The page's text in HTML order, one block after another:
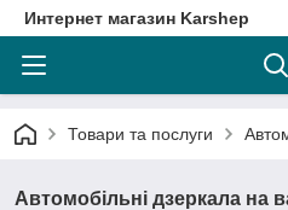
Интернет магазин Karshep
Товари та послуги
Автомобільні дзеркала на